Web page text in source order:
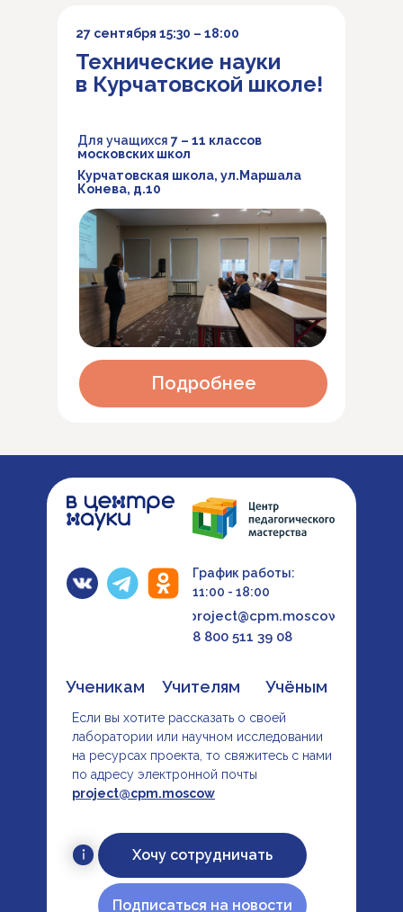
27 сентября 15:30 – 18:00
Технические науки
в Курчатовской школе!
Для учащихся 7 – 11 классов
московских школ
Подробнее
Курчатовская школа, ул.Маршала
Конева, д.10
Если вы хотите рассказать о своей
лаборатории или научном исследовании
на ресурсах проекта, то свяжитесь с нами
по адресу электронной почты
project@cpm.moscow
Подписаться на новости
project@cpm.moscow
Ученикам Учителям Учёным
8 800 511 39 08
Хочу сотрудничать
График работы:
11:00 - 18:00